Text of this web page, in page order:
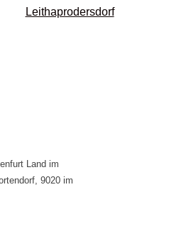
Leithaprodersdorf
Land im
9020 im